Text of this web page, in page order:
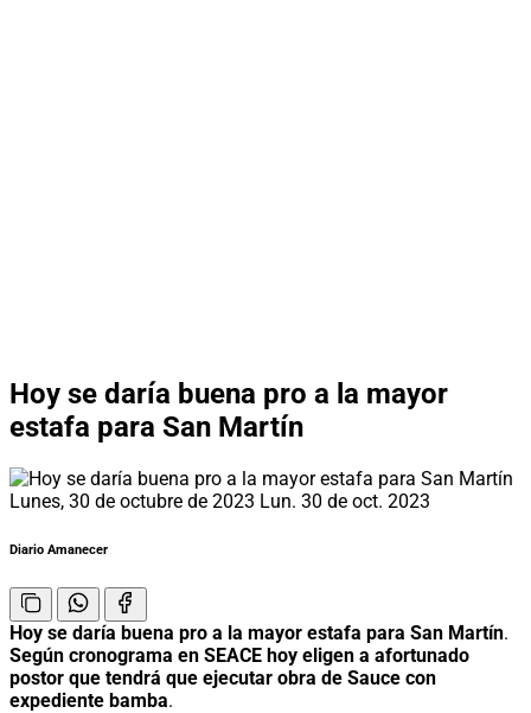
Hoy se daría buena pro a la mayor
estafa para San Martín
Lunes, 30 de octubre de 2023 Lun. 30 de oct. 2023
Diario Amanecer
Hoy se daría buena pro a la mayor estafa para San Martín.
Según cronograma en SEACE hoy eligen a afortunado
postor que tendrá que ejecutar obra de Sauce con
expediente bamba.